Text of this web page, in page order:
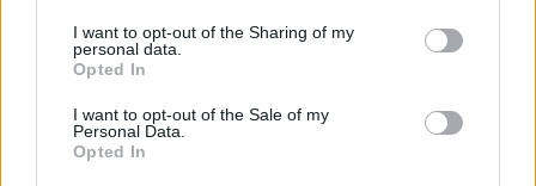
I want to opt-out of the Sharing of my
personal data.
Opted In
I want to opt-out of the Sale of my
Personal Data.
Opted In
JComments